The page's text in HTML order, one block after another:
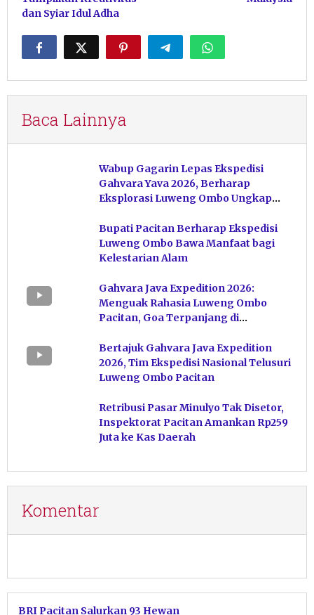
dan Syiar Idul Adha
Baca Lainnya
Wabup Gagarin Lepas Ekspedisi
Gahvara Yava 2026, Berharap
Eksplorasi Luweng Ombo Ungkap
Bupati Pacitan Berharap Ekspedisi
Luweng Ombo Bawa Manfaat bagi
Kelestarian Alam
Gahvara Java Expedition 2026:
Menguak Rahasia Luweng Ombo
Pacitan, Goa Terpanjang di
Bertajuk Gahvara Java Expedition
2026, Tim Ekspedisi Nasional Telusuri
Luweng Ombo Pacitan
Retribusi Pasar Minulyo Tak Disetor,
Inspektorat Pacitan Amankan Rp259
Juta ke Kas Daerah
Komentar
BRI Pacitan Salurkan 93 Hewan